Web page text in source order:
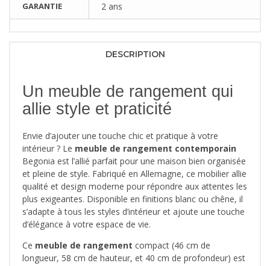
GARANTIE 2 ans
DESCRIPTION
Un meuble de rangement qui
allie style et praticité
Envie d’ajouter une touche chic et pratique à votre
intérieur ? Le meuble de rangement contemporain
Begonia est l’allié parfait pour une maison bien organisée
et pleine de style. Fabriqué en Allemagne, ce mobilier allie
qualité et design moderne pour répondre aux attentes les
plus exigeantes. Disponible en finitions blanc ou chêne, il
s’adapte à tous les styles d’intérieur et ajoute une touche
d’élégance à votre espace de vie.
Ce meuble de rangement compact (46 cm de
longueur, 58 cm de hauteur, et 40 cm de profondeur) est